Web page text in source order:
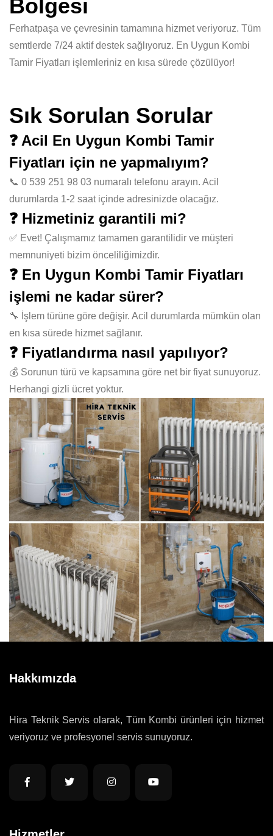
Bölgesi
Ferhatpaşa ve çevresinin tamamına hizmet veriyoruz. Tüm
semtlerde 7/24 aktif destek sağlıyoruz. En Uygun Kombi
Tamir Fiyatları işlemleriniz en kısa sürede çözülüyor!
Sık Sorulan Sorular
❓ Acil En Uygun Kombi Tamir
Fiyatları için ne yapmalıyım?
📞 0 539 251 98 03 numaralı telefonu arayın. Acil
durumlarda 1-2 saat içinde adresinizde olacağız.
❓ Hizmetiniz garantili mi?
✅ Evet! Çalışmamız tamamen garantilidir ve müşteri
memnuniyeti bizim önceliliğimizdir.
❓ En Uygun Kombi Tamir Fiyatları
işlemi ne kadar sürer?
🔧 İşlem türüne göre değişir. Acil durumlarda mümkün olan
en kısa sürede hizmet sağlanır.
❓ Fiyatlandırma nasıl yapılıyor?
💰 Sorunun türü ve kapsamına göre net bir fiyat sunuyoruz.
Herhangi gizli ücret yoktur.
Hakkımızda
Hira Teknik Servis olarak, Tüm Kombi ürünleri için hizmet
veriyoruz ve profesyonel servis sunuyoruz.